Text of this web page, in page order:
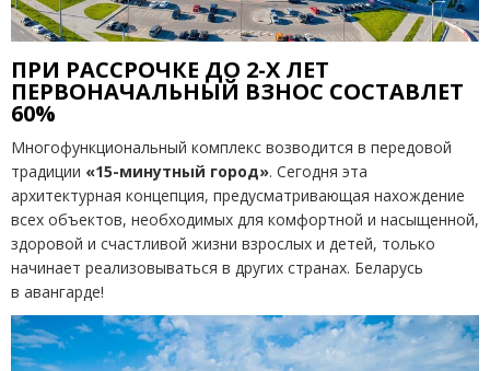
ПРИ РАССРОЧКЕ ДО 2-Х ЛЕТ
ПЕРВОНАЧАЛЬНЫЙ ВЗНОС СОСТАВЛЕТ
60%
Многофункциональный комплекс возводится в передовой
традиции «15-минутный город». Сегодня эта
архитектурная концепция, предусматривающая нахождение
всех объектов, необходимых для комфортной и насыщенной,
здоровой и счастливой жизни взрослых и детей, только
начинает реализовываться в других странах. Беларусь
в авангарде!